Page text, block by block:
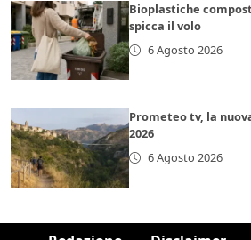
Bioplastiche
spicca il volo
6 Agosto 2026
Prometeo tv, la
2026
6 Agosto 2026